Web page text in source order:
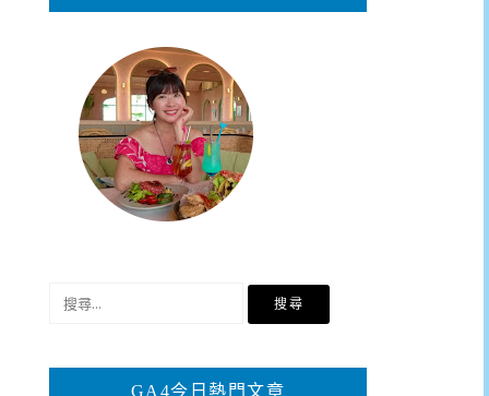
鍵
GA4今日熱門文章